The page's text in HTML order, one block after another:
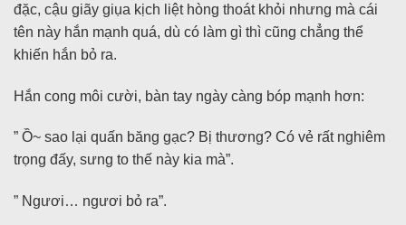
đặc, cậu giãy giụa kịch liệt hòng thoát khỏi nhưng mà cái
tên này hắn mạnh quá, dù có làm gì thì cũng chẳng thể
khiến hắn bỏ ra.
Hắn cong môi cười, bàn tay ngày càng bóp mạnh hơn:
” Ồ~ sao lại quấn băng gạc? Bị thương? Có vẻ rất nghiêm
trọng đấy, sưng to thế này kia mà”.
” Ngươi… ngươi bỏ ra”.